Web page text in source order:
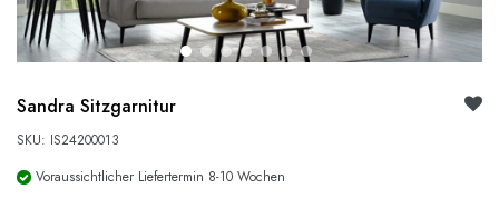
Sandra Sitzgarnitur
SKU: IS24200013
Voraussichtlicher Liefertermin 8-10 Wochen